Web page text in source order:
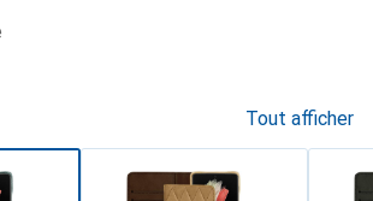
Tout afficher